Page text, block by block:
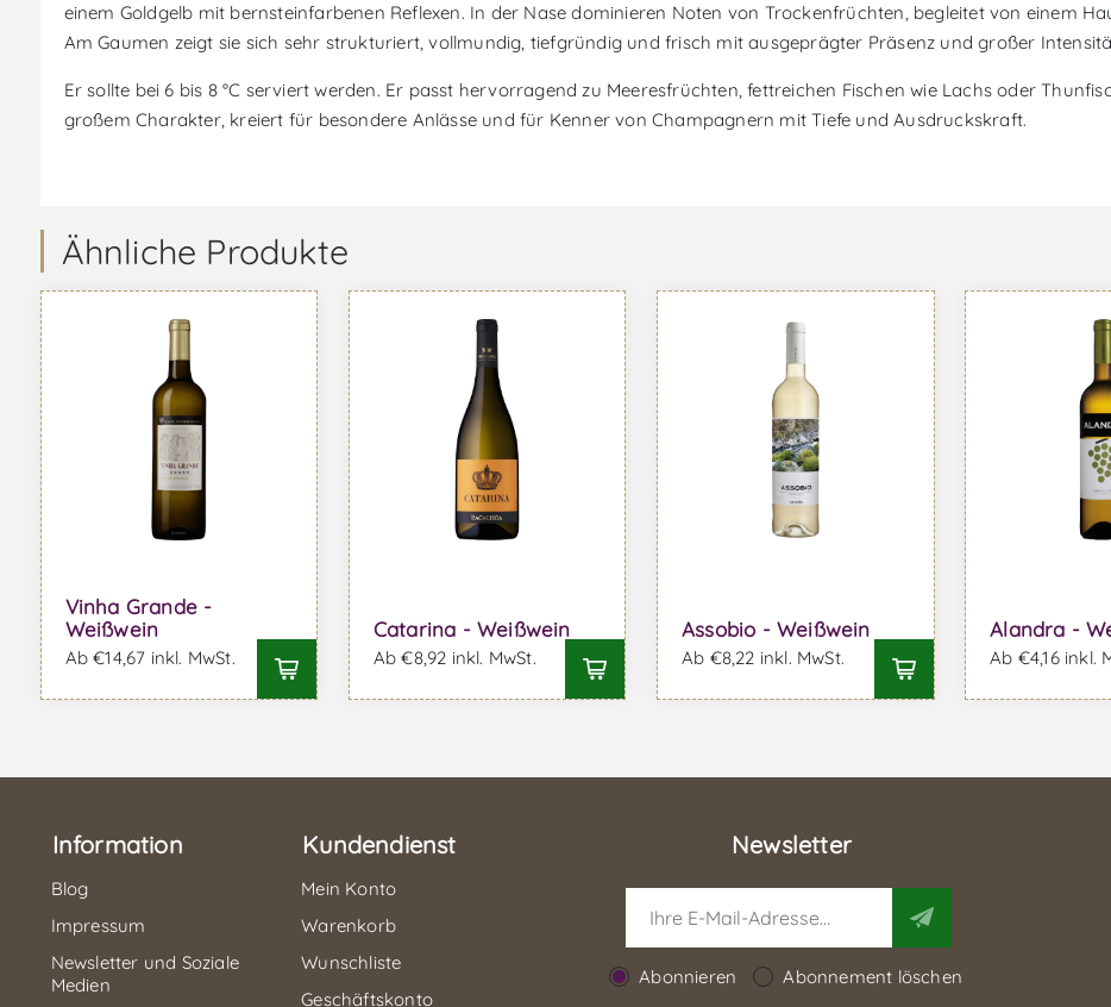
einem Goldgelb mit bernsteinfarbenen Reflexen. In der Nase dominieren Noten von Trockenfrüchten, begleitet von einem
Am Gaumen zeigt sie sich sehr strukturiert, vollmundig, tiefgründig und frisch mit ausgeprägter Präsenz und großer
Er sollte bei 6 bis 8 °C serviert werden. Er passt hervorragend zu Meeresfrüchten, fettreichen Fischen wie Lachs oder
großem Charakter, kreiert für besondere Anlässe und für Kenner von Champagnern mit Tiefe und Ausdruckskraft.
Ähnliche Produkte
Vinha Grande -
Weißwein
Ab €14,67 inkl. MwSt.
Catarina - Weißwein
Ab €8,92 inkl. MwSt.
Assobio - Weißwein
Ab €8,22 inkl. MwSt.
Alandra -
Ab €4,16 inkl.
Information
Blog
Impressum
Newsletter und Soziale
Medien
Kundendienst
Mein Konto
Warenkorb
Wunschliste
Geschäftskonto
Newsletter
Abonnieren Abonnement löschen